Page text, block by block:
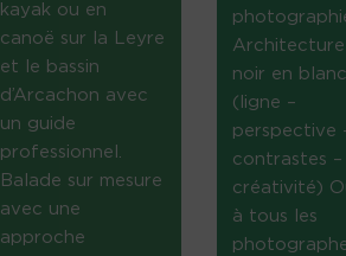
kayak ou en
canoë sur la Leyre
et le bassin
d’Arcachon avec
un guide
professionnel.
Balade sur mesure
avec une
approche
Architecture
noir en blanc
(ligne –
perspective
contrastes –
créativité)
à tous les